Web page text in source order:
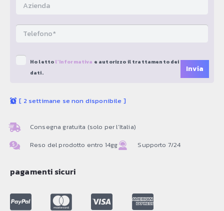
Ho letto l’Informativa e autorizzo il trattamento dei miei
dati.
[ 2 settimane se non disponibile ]
Consegna gratuita (solo per l’Italia)
Reso del prodotto entro 14gg
Supporto 7/24
pagamenti sicuri